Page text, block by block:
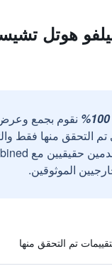
هوتل
نقوم بجمع
تم التحقق منها فقط
الموثوقين.